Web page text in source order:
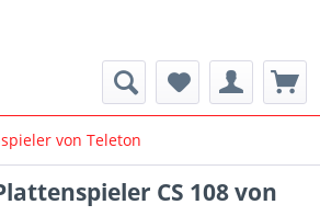
von Teleton
CS 108 von